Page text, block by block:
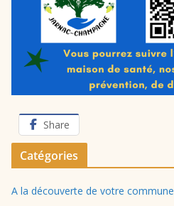
Share
Catégories
A la découverte de votre commune